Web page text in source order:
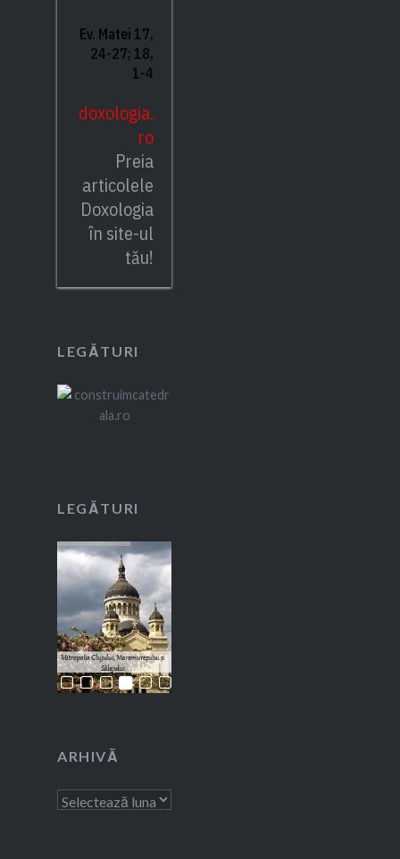
Ev. Matei 17,
24-27; 18,
1-4
doxologia.
ro
Preia
articolele
Doxologia
în site-ul
tău!
LEGĂTURI
LEGĂTURI
ARHIVĂ
Arhivă